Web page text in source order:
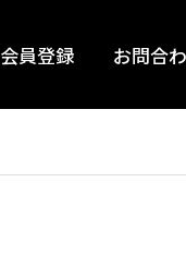
員登録 お問合